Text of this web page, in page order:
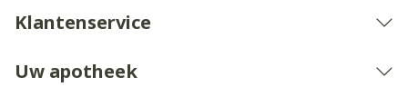
Klantenservice
Uw apotheek